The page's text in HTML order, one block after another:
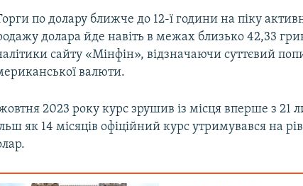
по долару ближче до 12-ї години на піку
долара йде навіть в межах близько 42,33
сайту «Мінфін», відзначаючи суттєвий
валюти.
2023 року курс зрушив із місця вперше з 21
як 14 місяців офіційний курс утримувався на